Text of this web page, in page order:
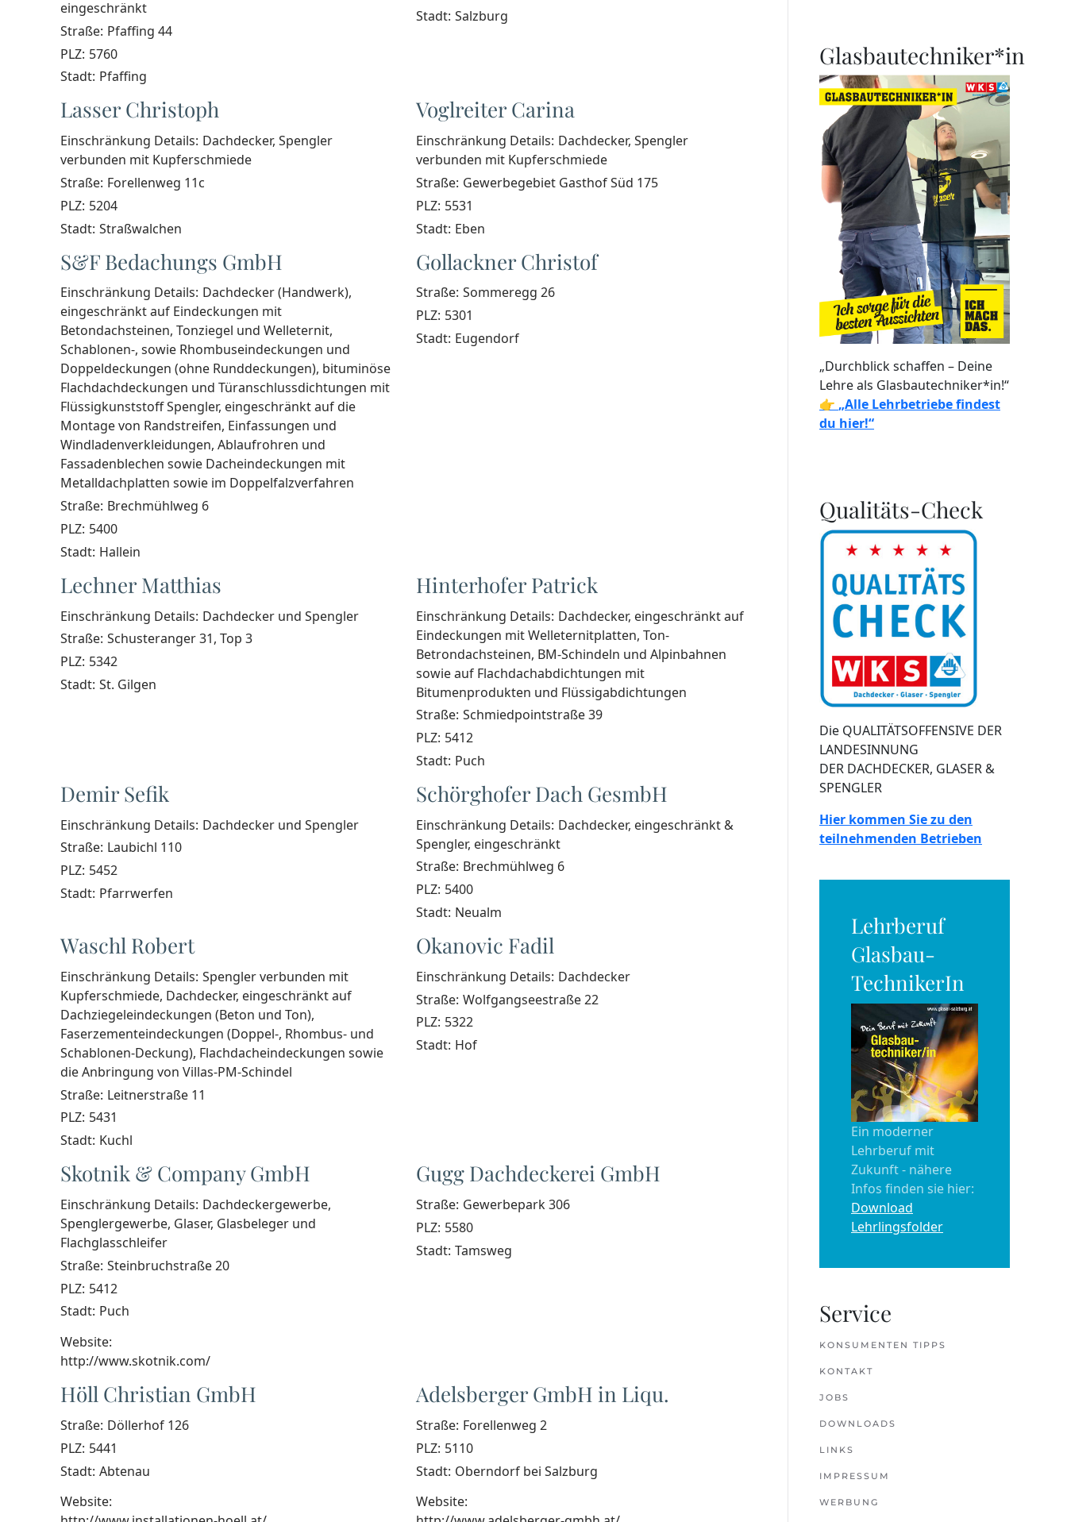
eingeschränkt
Straße: Pfaffing 44
PLZ: 5760
Stadt: Pfaffing
Stadt: Salzburg
Lasser Christoph
Einschränkung Details: Dachdecker, Spengler
verbunden mit Kupferschmiede
Straße: Forellenweg 11c
PLZ: 5204
Stadt: Straßwalchen
Voglreiter Carina
Einschränkung Details: Dachdecker, Spengler
verbunden mit Kupferschmiede
Straße: Gewerbegebiet Gasthof Süd 175
PLZ: 5531
Stadt: Eben
S&F Bedachungs GmbH
Einschränkung Details: Dachdecker (Handwerk),
eingeschränkt auf Eindeckungen mit
Betondachsteinen, Tonziegel und Welleternit,
Schablonen-, sowie Rhombuseindeckungen und
Doppeldeckungen (ohne Runddeckungen), bituminöse
Flachdachdeckungen und Türanschlussdichtungen mit
Flüssigkunststoff Spengler, eingeschränkt auf die
Montage von Randstreifen, Einfassungen und
Windladenverkleidungen, Ablaufrohren und
Fassadenblechen sowie Dacheindeckungen mit
Metalldachplatten sowie im Doppelfalzverfahren
Straße: Brechmühlweg 6
PLZ: 5400
Stadt: Hallein
Gollackner Christof
Straße: Sommeregg 26
PLZ: 5301
Stadt: Eugendorf
Lechner Matthias
Einschränkung Details: Dachdecker und Spengler
Straße: Schusteranger 31, Top 3
PLZ: 5342
Stadt: St. Gilgen
Hinterhofer Patrick
Einschränkung Details: Dachdecker, eingeschränkt auf
Eindeckungen mit Welleternitplatten, Ton-
Betrondachsteinen, BM-Schindeln und Alpinbahnen
sowie auf Flachdachabdichtungen mit
Bitumenprodukten und Flüssigabdichtungen
Straße: Schmiedpointstraße 39
PLZ: 5412
Stadt: Puch
Demir Sefik
Einschränkung Details: Dachdecker und Spengler
Straße: Laubichl 110
PLZ: 5452
Stadt: Pfarrwerfen
Schörghofer Dach GesmbH
Einschränkung Details: Dachdecker, eingeschränkt &
Spengler, eingeschränkt
Straße: Brechmühlweg 6
PLZ: 5400
Stadt: Neualm
Waschl Robert
Einschränkung Details: Spengler verbunden mit
Kupferschmiede, Dachdecker, eingeschränkt auf
Dachziegeleindeckungen (Beton und Ton),
Faserzementeindeckungen (Doppel-, Rhombus- und
Schablonen-Deckung), Flachdacheindeckungen sowie
die Anbringung von Villas-PM-Schindel
Straße: Leitnerstraße 11
PLZ: 5431
Stadt: Kuchl
Okanovic Fadil
Einschränkung Details: Dachdecker
Straße: Wolfgangseestraße 22
PLZ: 5322
Stadt: Hof
Skotnik & Company GmbH
Einschränkung Details: Dachdeckergewerbe,
Spenglergewerbe, Glaser, Glasbeleger und
Flachglasschleifer
Straße: Steinbruchstraße 20
PLZ: 5412
Stadt: Puch
Website:
http://www.skotnik.com/
Gugg Dachdeckerei GmbH
Straße: Gewerbepark 306
PLZ: 5580
Stadt: Tamsweg
Höll Christian GmbH
Straße: Döllerhof 126
PLZ: 5441
Stadt: Abtenau
Website:
Adelsberger GmbH in Liqu.
Straße: Forellenweg 2
PLZ: 5110
Stadt: Oberndorf bei Salzburg
Website:
Glasbautechniker*in
„Durchblick schaffen – Deine
Lehre als Glasbautechniker*in!“
👉 „Alle Lehrbetriebe findest
du hier!“
Qualitäts-Check
Die QUALITÄTSOFFENSIVE DER
LANDESINNUNG
DER DACHDECKER, GLASER &
SPENGLER
Hier kommen Sie zu den
teilnehmenden Betrieben
Lehrberuf
Glasbau-
TechnikerIn
Ein moderner
Lehrberuf mit
Zukunft - nähere
Infos finden sie hier:
Download
Lehrlingsfolder
Service
KONSUMENTEN TIPPS
KONTAKT
JOBS
DOWNLOADS
LINKS
IMPRESSUM
WERBUNG